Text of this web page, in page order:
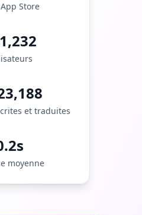
Store
et traduites
moyenne